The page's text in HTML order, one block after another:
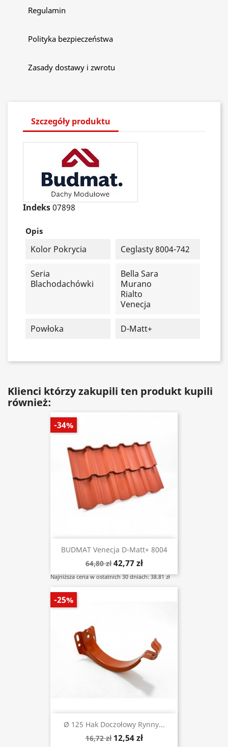
Regulamin
Polityka bezpieczeństwa
Zasady dostawy i zwrotu
Szczegóły produktu
Indeks07898
Opis
Kolor Pokrycia Ceglasty 8004-742
Seria
Blachodachówki
Bella Sara
Murano
Rialto
Venecja
Powłoka D-Matt+
Klienci którzy zakupili ten produkt kupili
również:
BUDMAT Venecja D-Matt+ 8004
64,80 zł 42,77 zł
Najniższa cena w ostatnich 30 dniach: 38.81 zł
-34%
Ø 125 Hak Doczołowy Rynny...
16,72 zł 12,54 zł
-25%